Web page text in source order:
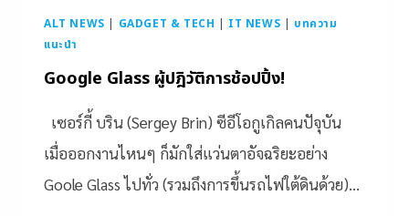
ALT NEWS | GADGET & TECH | IT NEWS | บทความ
แนะนำ
Google Glass ผู้ปฎิวัติการช้อปปิ้ง!
เซอร์กี้ บริน (Sergey Brin) ซีอีโอกูเกิลคนปัจุบัน
เมื่อออกงานไหนๆ ก็มักใส่แว่นตาอัจฉริยะอย่าง
Goole Glass ไปทั่ว (รวมถึงการขึ้นรถไฟใต้ดินด้วย)…